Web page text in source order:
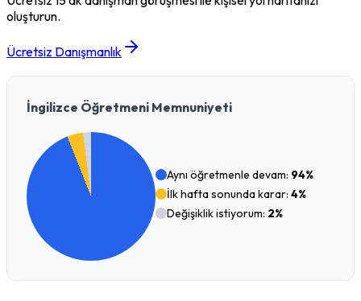
oluşturun.
Ücretsiz Danışmanlık
İngilizce Öğretmeni Memnuniyeti
Aynı öğretmenle devam: 94%
İlk hafta sonunda karar: 4%
Değişiklik istiyorum: 2%